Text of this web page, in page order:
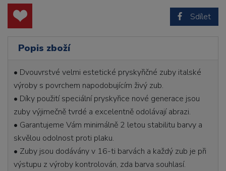
Sdílet
Popis zboží
• Dvouvrstvé velmi estetické pryskyřičné zuby italské
výroby s povrchem napodobujícím živý zub.
• Díky použití speciální pryskyřice nové generace jsou
zuby výjimečně tvrdé a excelentně odolávají abrazi.
• Garantujeme Vám minimálně 2 letou stabilitu barvy a
skvělou odolnost proti plaku.
• Zuby jsou dodávány v 16-ti barvách a každý zub je při
výstupu z výroby kontrolován, zda barva souhlasí.